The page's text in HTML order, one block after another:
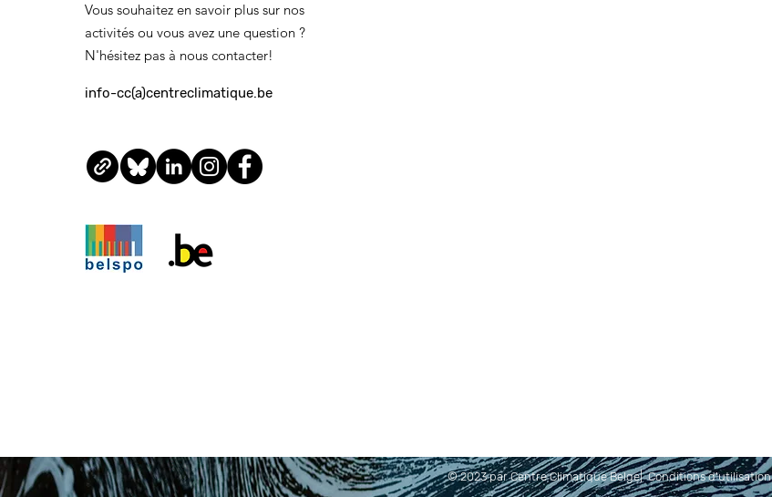
Vous souhaitez en savoir plus sur nos
activités ou vous avez une question ?
N'hésitez pas à nous contacter!
info-cc(a)centreclimatique.be
© 2023 par Centre Climatique Belge|Conditions d'utilisation